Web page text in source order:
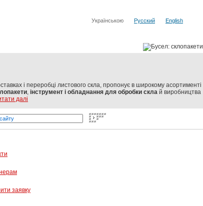
Українською Русский English
і переробці листового скла, пропонує в широкому асортименті
, інструмент і обладнання для обробки скла й виробництва
далі
виробників Бусел - різка скла, обробка скла,